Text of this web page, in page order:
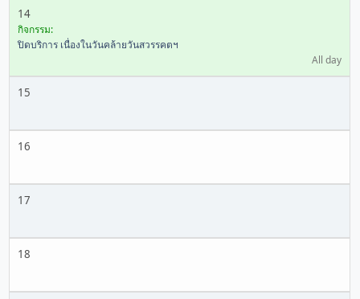
14
กิจกรรม:
ปิดบริการ เนื่องในวันคล้ายวันสวรรคตฯ
All day
15
16
17
18